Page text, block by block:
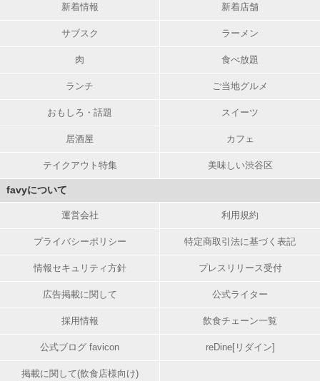
新着情報 新着店舗
サブスク ラーメン
肉 食べ放題
ランチ ご当地グルメ
おもしろ・話題 スイーツ
居酒屋 カフェ
テイクアウト特集 美味しい渋谷区
favyについて
運営会社 利用規約
プライバシーポリシー 特定商取引法に基づく表記
情報セキュリティ方針 プレスリリース受付
広告掲載に関して 公式ライター
採用情報 飲食チェーン一覧
公式ブログ favicon reDine[リダイン]
掲載に関して(飲食店様向け)